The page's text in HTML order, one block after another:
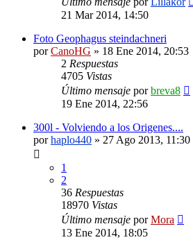
21 Mar 2014, 14:50
Foto Geophagus steindachneri
porCanoHG » 18 Ene 2014, 20:53
2 Respuestas
4705 Vistas
Último mensaje porbreva8
19 Ene 2014, 22:56
300l - Volviendo a los Origenes....
porhaplo440 » 27 Ago 2013, 11:30
1
2
36 Respuestas
18970 Vistas
Último mensaje porMora
13 Ene 2014, 18:05